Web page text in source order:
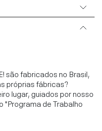
são fabricados no Brasil,
próprias fábricas?
lugar, guiados por nosso
"Programa de Trabalho